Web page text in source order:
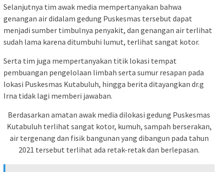
Selanjutnya tim awak media mempertanyakan bahwa
genangan air didalam gedung Puskesmas tersebut dapat
menjadi sumber timbulnya penyakit, dan genangan air terlihat
sudah lama karena ditumbuhi lumut, terlihat sangat kotor.
Serta tim juga mempertanyakan titik lokasi tempat
pembuangan pengelolaan limbah serta sumur resapan pada
lokasi Puskesmas Kutabuluh, hingga berita ditayangkan dr.g
Irna tidak lagi memberi jawaban.
Berdasarkan amatan awak media dilokasi gedung Puskesmas
Kutabuluh terlihat sangat kotor, kumuh, sampah berserakan,
air tergenang dan fisik bangunan yang dibangun pada tahun
2021 tersebut terlihat ada retak-retak dan berlepasan.